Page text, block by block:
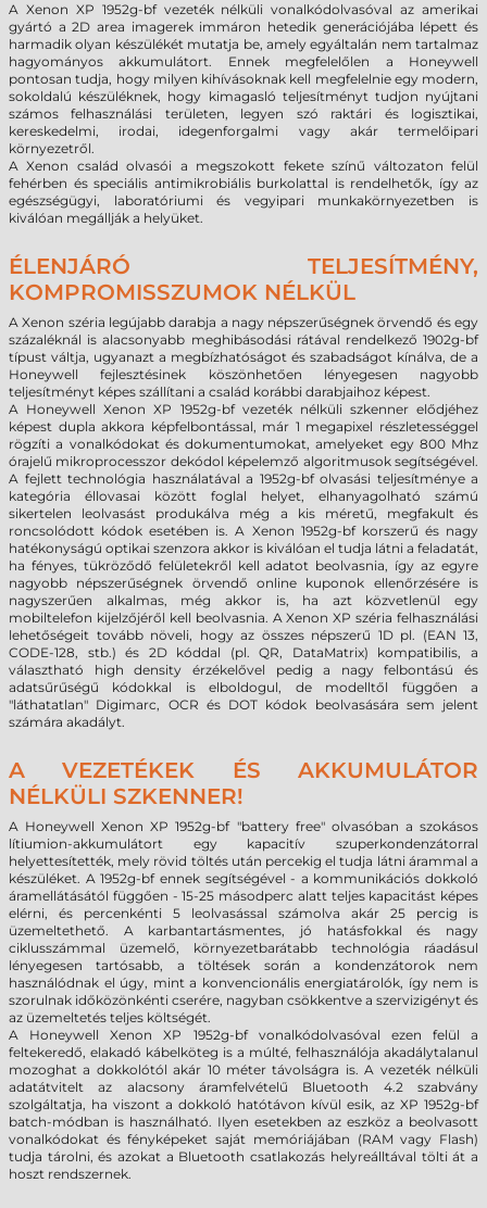
A Xenon XP 1952g-bf vezeték nélküli vonalkódolvasóval az amerikai
gyártó a 2D area imagerek immáron hetedik generációjába lépett és
harmadik olyan készülékét mutatja be, amely egyáltalán nem tartalmaz
hagyományos akkumulátort. Ennek megfelelőlen a Honeywell
pontosan tudja, hogy milyen kihívásoknak kell megfelelnie egy modern,
sokoldalú készüléknek, hogy kimagasló teljesítményt tudjon nyújtani
számos felhasználási területen, legyen szó raktári és logisztikai,
kereskedelmi, irodai, idegenforgalmi vagy akár termelőipari
környezetről.
A Xenon család olvasói a megszokott fekete színű változaton felül
fehérben és speciális antimikrobiális burkolattal is rendelhetők, így az
egészségügyi, laboratóriumi és vegyipari munkakörnyezetben is
kiválóan megállják a helyüket.
ÉLENJÁRÓ TELJESÍTMÉNY,
KOMPROMISSZUMOK NÉLKÜL
A Xenon széria legújabb darabja a nagy népszerűségnek örvendő és egy
százaléknál is alacsonyabb meghibásodási rátával rendelkező 1902g-bf
típust váltja, ugyanazt a megbízhatóságot és szabadságot kínálva, de a
Honeywell fejlesztésinek köszönhetően lényegesen nagyobb
teljesítményt képes szállítani a család korábbi darabjaihoz képest.
A Honeywell Xenon XP 1952g-bf vezeték nélküli szkenner elődjéhez
képest dupla akkora képfelbontással, már 1 megapixel részletességgel
rögzíti a vonalkódokat és dokumentumokat, amelyeket egy 800 Mhz
órajelű mikroprocesszor dekódol képelemző algoritmusok segítségével.
A fejlett technológia használatával a 1952g-bf olvasási teljesítménye a
kategória éllovasai között foglal helyet, elhanyagolható számú
sikertelen leolvasást produkálva még a kis méretű, megfakult és
roncsolódott kódok esetében is. A Xenon 1952g-bf korszerű és nagy
hatékonyságú optikai szenzora akkor is kiválóan el tudja látni a feladatát,
ha fényes, tükröződő felületekről kell adatot beolvasnia, így az egyre
nagyobb népszerűségnek örvendő online kuponok ellenőrzésére is
nagyszerűen alkalmas, még akkor is, ha azt közvetlenül egy
mobiltelefon kijelzőjéről kell beolvasnia. A Xenon XP széria felhasználási
lehetőségeit tovább növeli, hogy az összes népszerű 1D pl. (EAN 13,
CODE-128, stb.) és 2D kóddal (pl. QR, DataMatrix) kompatibilis, a
választható high density érzékelővel pedig a nagy felbontású és
adatsűrűségű kódokkal is elboldogul, de modelltől függően a
"láthatatlan" Digimarc, OCR és DOT kódok beolvasására sem jelent
számára akadályt.
A VEZETÉKEK ÉS AKKUMULÁTOR
NÉLKÜLI SZKENNER!
A Honeywell Xenon XP 1952g-bf "battery free" olvasóban a szokásos
lítiumion-akkumulátort egy kapacitív szuperkondenzátorral
helyettesítették, mely rövid töltés után percekig el tudja látni árammal a
készüléket. A 1952g-bf ennek segítségével - a kommunikációs dokkoló
áramellátásától függően - 15-25 másodperc alatt teljes kapacitást képes
elérni, és percenkénti 5 leolvasással számolva akár 25 percig is
üzemeltethető. A karbantartásmentes, jó hatásfokkal és nagy
ciklusszámmal üzemelő, környezetbarátabb technológia ráadásul
lényegesen tartósabb, a töltések során a kondenzátorok nem
használódnak el úgy, mint a konvencionális energiatárolók, így nem is
szorulnak időközönkénti cserére, nagyban csökkentve a szervizigényt és
az üzemeltetés teljes költségét.
A Honeywell Xenon XP 1952g-bf vonalkódolvasóval ezen felül a
feltekeredő, elakadó kábelköteg is a múlté, felhasználója akadálytalanul
mozoghat a dokkolótól akár 10 méter távolságra is. A vezeték nélküli
adatátvitelt az alacsony áramfelvételű Bluetooth 4.2 szabvány
szolgáltatja, ha viszont a dokkoló hatótávon kívül esik, az XP 1952g-bf
batch-módban is használható. Ilyen esetekben az eszköz a beolvasott
vonalkódokat és fényképeket saját memóriájában (RAM vagy Flash)
tudja tárolni, és azokat a Bluetooth csatlakozás helyreálltával tölti át a
hoszt rendszernek.